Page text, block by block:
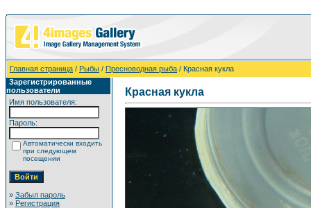
Главная страница / Рыбы / Пресноводная рыба / Красная кукла
Зарегистрированные
пользователи
Имя пользователя:
Пароль:
Автоматически входить
при следующем
посещении
» Забыл пароль
» Регистрация
Красная кукла